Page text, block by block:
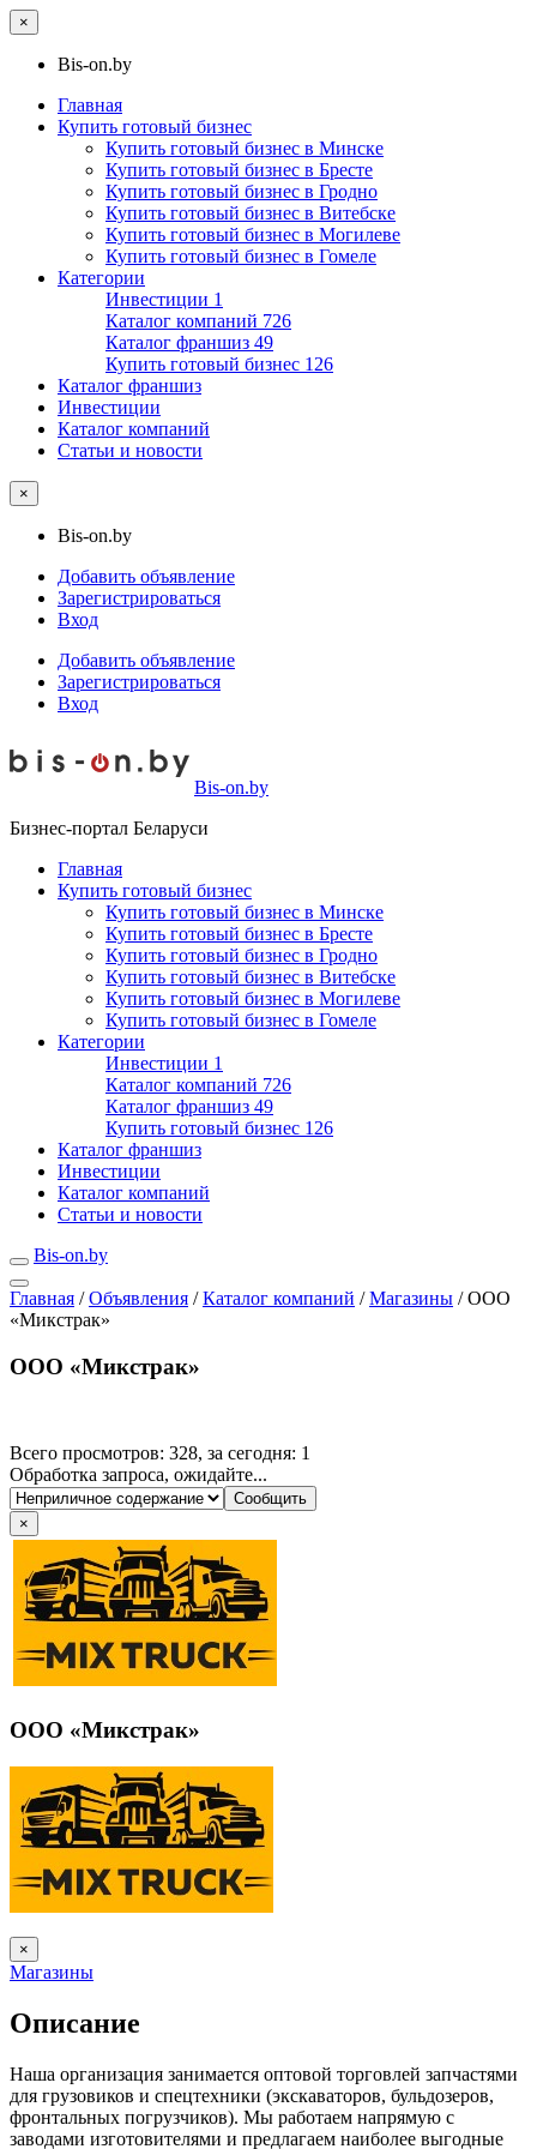
×
Bis-on.by
Главная
Купить готовый бизнес
Купить готовый бизнес в Минске
Купить готовый бизнес в Бресте
Купить готовый бизнес в Гродно
Купить готовый бизнес в Витебске
Купить готовый бизнес в Могилеве
Купить готовый бизнес в Гомеле
Категории
Инвестиции 1
Каталог компаний 726
Каталог франшиз 49
Купить готовый бизнес 126
Каталог франшиз
Инвестиции
Каталог компаний
Статьи и новости
×
Bis-on.by
Добавить объявление
Зарегистрироваться
Вход
Добавить объявление
Зарегистрироваться
Вход
Bis-on.by
Бизнес-портал Беларуси
Главная
Купить готовый бизнес
Купить готовый бизнес в Минске
Купить готовый бизнес в Бресте
Купить готовый бизнес в Гродно
Купить готовый бизнес в Витебске
Купить готовый бизнес в Могилеве
Купить готовый бизнес в Гомеле
Категории
Инвестиции 1
Каталог компаний 726
Каталог франшиз 49
Купить готовый бизнес 126
Каталог франшиз
Инвестиции
Каталог компаний
Статьи и новости
Bis-on.by
Главная / Объявления / Каталог компаний / Магазины /ООО
«Микстрак»
ООО «Микстрак»
Всего просмотров: 328, за сегодня: 1
Обработка запроса, ожидайте...
×
ООО «Микстрак»
×
Магазины
Описание
Наша организация занимается оптовой торговлей запчастями
для грузовиков и спецтехники (экскаваторов, бульдозеров,
фронтальных погрузчиков). Мы работаем напрямую с
заводами изготовителями и предлагаем наиболее выгодные